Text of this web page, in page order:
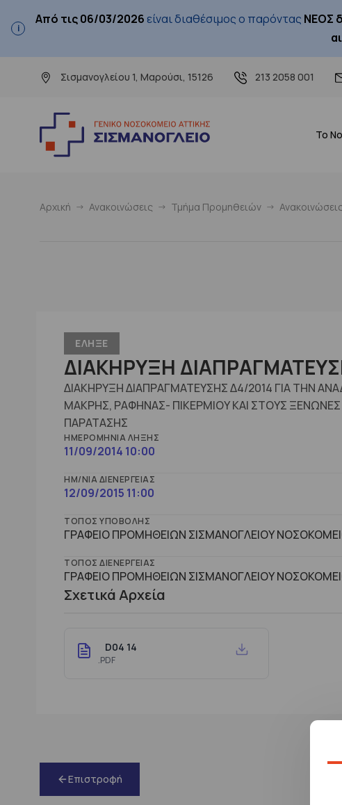
Από τις 06/03/2026 είναι διαθέσιμος ο παρόντας ΝΕΟΣ
Σισμανογλείου 1, Μαρούσι, 15126 213 2058 001
Το
Αρχική Ανακοινώσεις Τμήμα Προμηθειών
ΕΛΗΞΕ
ΔΙΑΚΗΡΥΞΗ
ΔΙΑΚΗΡΥΞΗ ΔΙΑΠΡΑΓΜΑΤΕΥΣΗΣ Δ4/2014 ΓΙΑ ΤΗΝ
ΜΑΚΡΗΣ, ΡΑΦΗΝΑΣ- ΠΙΚΕΡΜΙΟΥ ΚΑΙ ΣΤΟΥΣ
ΠΑΡΑΤΑΣΗΣ
ΗΜΕΡΟΜΗΝΊΑ ΛΉΞΗΣ
11/09/2014 10:00
ΗΜ/ΝΊΑ ΔΙΕΝΈΡΓΕΙΑΣ
12/09/2015 11:00
ΤΌΠΟΣ ΥΠΟΒΟΛΉΣ
ΓΡΑΦΕΙΟ ΠΡΟΜΗΘΕΙΩΝ ΣΙΣΜΑΝΟΓΛΕΙΟΥ
ΤΌΠΟΣ ΔΙΕΝΈΡΓΕΙΑΣ
ΓΡΑΦΕΙΟ ΠΡΟΜΗΘΕΙΩΝ ΣΙΣΜΑΝΟΓΛΕΙΟΥ
Σχετικά Αρχεία
D04 14
.PDF
Επιστροφή